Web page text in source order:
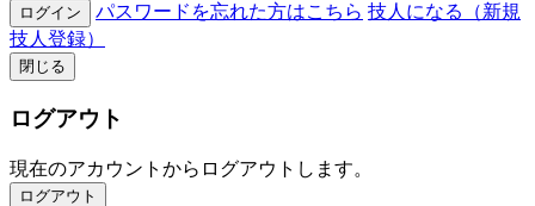
ログイン パスワードを忘れた方はこちら 技人になる（新規
技人登録）
閉じる
ログアウト
現在のアカウントからログアウトします。
ログアウト